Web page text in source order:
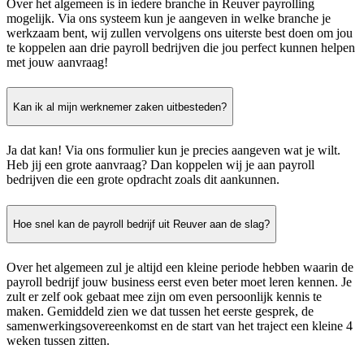
Over het algemeen is in iedere branche in Reuver payrolling
mogelijk. Via ons systeem kun je aangeven in welke branche je
werkzaam bent, wij zullen vervolgens ons uiterste best doen om jou
te koppelen aan drie payroll bedrijven die jou perfect kunnen helpen
met jouw aanvraag!
Kan ik al mijn werknemer zaken uitbesteden?
Ja dat kan! Via ons formulier kun je precies aangeven wat je wilt.
Heb jij een grote aanvraag? Dan koppelen wij je aan payroll
bedrijven die een grote opdracht zoals dit aankunnen.
Hoe snel kan de payroll bedrijf uit Reuver aan de slag?
Over het algemeen zul je altijd een kleine periode hebben waarin de
payroll bedrijf jouw business eerst even beter moet leren kennen. Je
zult er zelf ook gebaat mee zijn om even persoonlijk kennis te
maken. Gemiddeld zien we dat tussen het eerste gesprek, de
samenwerkingsovereenkomst en de start van het traject een kleine 4
weken tussen zitten.